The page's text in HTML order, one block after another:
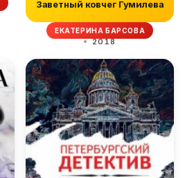
Заветный ковчег Гумилева
ЕКАТЕРИНА БАРСОВА
2018